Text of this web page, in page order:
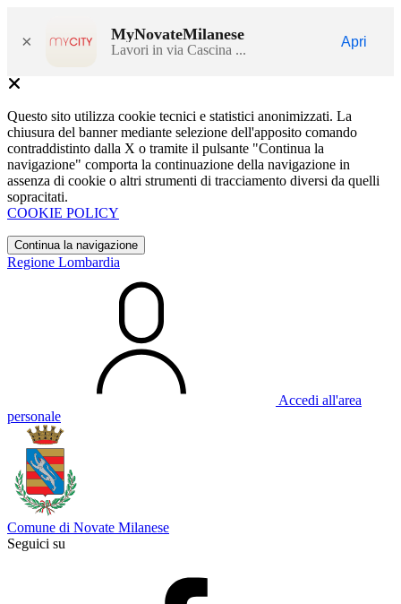
× MyNovateMilanese
Lavori in via Cascina ...
Apri
Questo sito utilizza cookie tecnici e statistici anonimizzati. La
chiusura del banner mediante selezione dell'apposito comando
contraddistinto dalla X o tramite il pulsante "Continua la
navigazione" comporta la continuazione della navigazione in
assenza di cookie o altri strumenti di tracciamento diversi da quelli
sopracitati.
COOKIE POLICY
Continua la navigazione
Regione Lombardia
Accedi all'area
personale
Comune di Novate Milanese
Seguici su